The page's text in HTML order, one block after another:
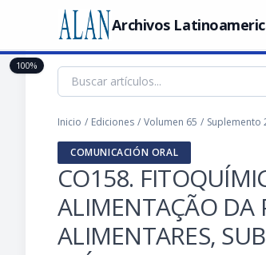
Archivos
Inicio / Ediciones / Volumen 65 / Suplemento
COMUNICACIÓN ORAL
CO158.
ALIMENTAÇÃO DA
ALIMENTARES,
100%